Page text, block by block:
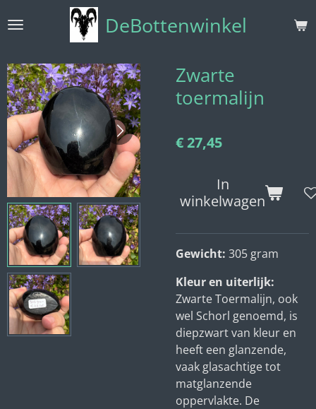
direct
de
hoofdinhoud
DeBottenwinkel
Zwarte
toermalijn
€ 27,45
In
winkelwagen
Gewicht: 305 gram
Kleur en uiterlijk:
Zwarte Toermalijn, ook
wel Schorl genoemd, is
diepzwart van kleur en
heeft een glanzende,
vaak glasachtige tot
matglanzende
oppervlakte. De